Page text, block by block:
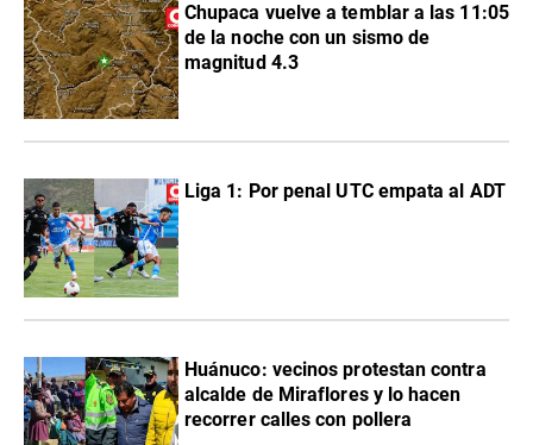
Chupaca vuelve a temblar a las 11:05
de la noche con un sismo de
magnitud 4.3
Liga 1: Por penal UTC empata al ADT
Huánuco: vecinos protestan contra
alcalde de Miraflores y lo hacen
recorrer calles con pollera